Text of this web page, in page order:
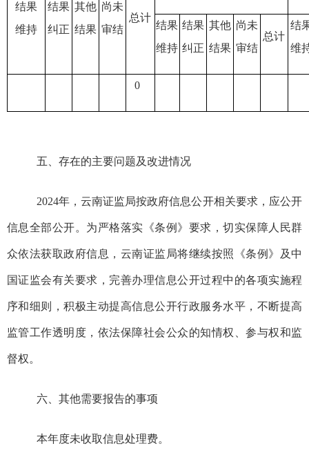
结果
维持
结果
纠正
其他
结果
尚未
审结
总计
结果
维持
结果
纠正
其他
结果
尚未
审结
总计
结
维
0
五、存在的主要问题及改进情况
2024年， 云南证监局按政府信息公开相关要求，应公开
信息全部公开。为严格落实《条例》要求，切实保障人民群
众依法获取政府信息， 云南证监 局将继续按照《条例》及中
国证监会有关要求，完善办理信息公开过程中的各项实施程
序和细则，积极主动提高信息公开行政服务水平，不断提高
监管工作透明度，依法保障社会公众的知情权、参与权和监
督权。
六、其他需要报告的事项
本年度未收取信息处理费。